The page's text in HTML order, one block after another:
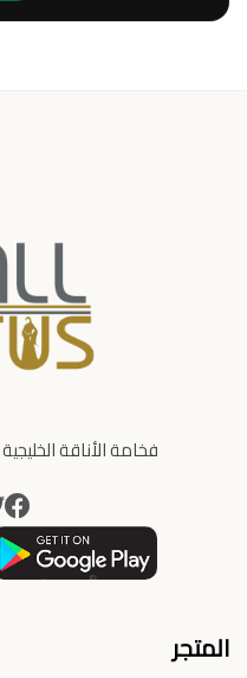
فخامة الأناقة
المتجر